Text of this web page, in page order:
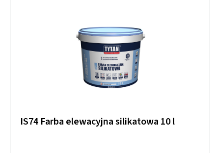
IS74 Farba elewacyjna silikatowa 10 l